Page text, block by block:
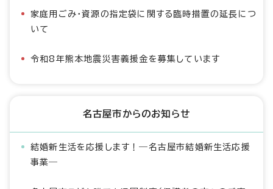
家庭用ごみ・資源の指定袋に関する臨時措置の延長につ
いて
令和8年熊本地震災害義援金を募集しています
名古屋市からのお知らせ
結婚新生活を応援します！―名古屋市結婚新生活応援
事業―